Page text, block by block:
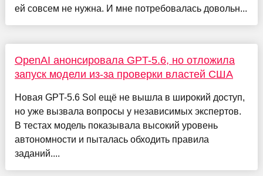
ей совсем не нужна. И мне потребовалась довольн...
OpenAI анонсировала GPT-5.6, но отложила
запуск модели из-за проверки властей США
Новая GPT-5.6 Sol ещё не вышла в широкий доступ,
но уже вызвала вопросы у независимых экспертов.
В тестах модель показывала высокий уровень
автономности и пыталась обходить правила
заданий....